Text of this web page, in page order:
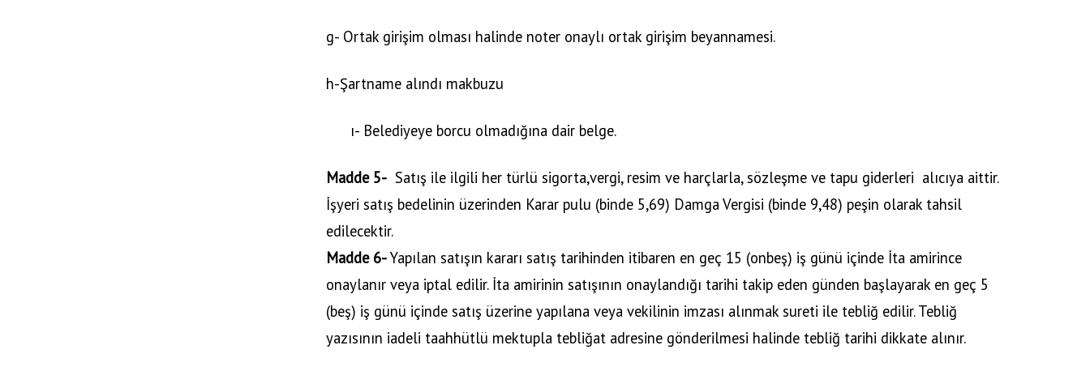
g- Ortak girişim olması halinde noter onaylı ortak girişim beyannamesi.
h-Şartname alındı makbuzu
ı- Belediyeye borcu olmadığına dair belge.
Madde 5- Satış ile ilgili her türlü sigorta,vergi, resim ve harçlarla, sözleşme ve tapu giderleri alıcıya aittir.
İşyeri satış bedelinin üzerinden Karar pulu (binde 5,69) Damga Vergisi (binde 9,48) peşin olarak tahsil
edilecektir.
Madde 6-Yapılan satışın kararı satış tarihinden itibaren en geç 15 (onbeş) iş günü içinde İta amirince
onaylanır veya iptal edilir. İta amirinin satışının onaylandığı tarihi takip eden günden başlayarak en geç 5
(beş) iş günü içinde satış üzerine yapılana veya vekilinin imzası alınmak sureti ile tebliğ edilir. Tebliğ
yazısının iadeli taahhütlü mektupla tebliğat adresine gönderilmesi halinde tebliğ tarihi dikkate alınır.